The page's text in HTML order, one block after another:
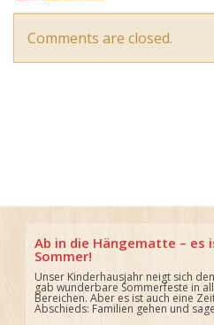
Comments are closed.
Ab in die Hängematte – es
Sommer!
Unser Kinderhausjahr neigt sich
gab wunderbare Sommerfeste in
Bereichen. Aber es ist auch eine
Abschieds: Familien gehen und